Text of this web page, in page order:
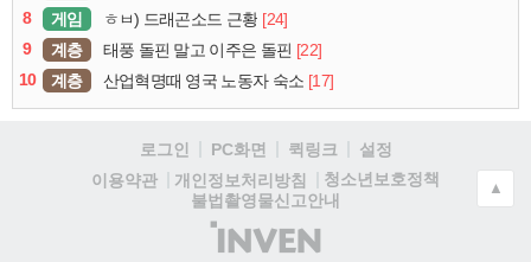
8
게임 ㅎㅂ) 드래곤소드 근황 [24]
9
계층 태풍 돌핀 말고 이주은 돌핀 [22]
10
계층 산업혁명때 영국 노동자 숙소 [17]
로그인 PC화면 퀵링크
설정
이용약관
개인정보처리방침
청소년보호정책
불법촬영물신고안내
(주)
인
▲